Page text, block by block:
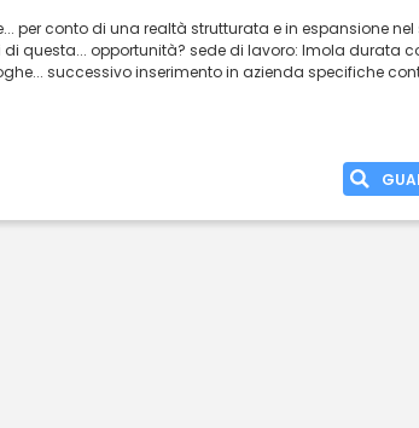
per conto di una realtà strutturata e in espansione nel
questa... opportunità? sede di lavoro: Imola durata
successivo inserimento in azienda specifiche